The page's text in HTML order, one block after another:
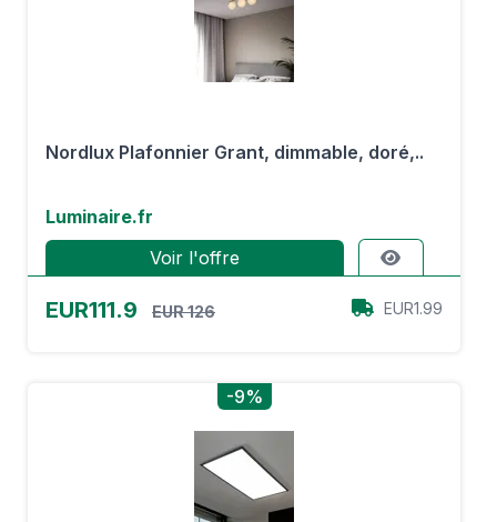
Nordlux Plafonnier Grant, dimmable, doré,..
Luminaire.fr
Voir l'offre
EUR111.9 EUR 126 EUR1.99
-9%